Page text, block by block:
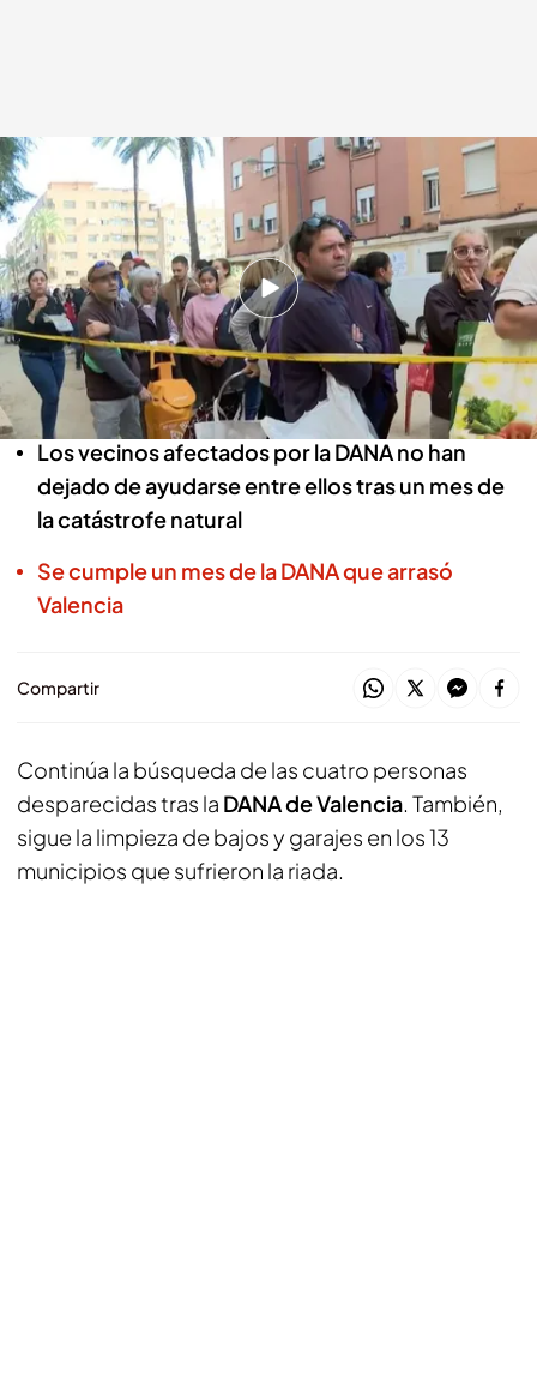
Paiporta reparte paella caliente a sus vecinos afectados por la terrible
DANA de Valencia
NOTICIAS CUATRO
Redacción digital Noticias Cuatro
01 DIC 2024 - 14:43h.
La localidad de Paiporta reparte paella caliente
a sus vecinos afectados por la terrible DANA de
Valencia
Los vecinos afectados por la DANA no han
dejado de ayudarse entre ellos tras un mes de
la catástrofe natural
Se cumple un mes de la DANA que arrasó
Valencia
Compartir
Continúa la búsqueda de las cuatro personas
desparecidas tras la DANA de Valencia. También,
sigue la limpieza de bajos y garajes en los 13
municipios que sufrieron la riada.